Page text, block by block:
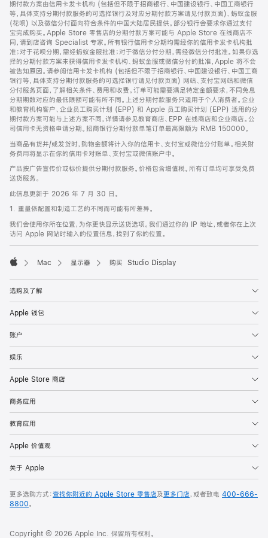
期付款方案由信用卡发卡机构 (包括但不限于招商银行、中国建设银行、中国工商银行
等，具体支持分期付款服务的可选择银行及对应分期付款方案请见付款页面)、蚂蚁金服
(花呗) 以及微信分付面向符合条件的中国大陆居民提供。部分银行会要求你通过支付
宝完成购买。Apple Store 零售店的分期付款方案可能与 Apple Store 在线商店不
同，请到店咨询 Specialist 专家。所有银行信用卡分期均需经你的信用卡发卡机构批
准；对于花呗分期，需经蚂蚁金服批准；对于微信分付分期，需经微信分付批准。如果你选
择的分期付款方案未获得信用卡发卡机构、蚂蚁金服或微信分付的批准，Apple 将不会
被告知原因。请参阅信用卡发卡机构 (包括但不限于招商银行、中国建设银行、中国工商
银行等，具体支持分期付款服务的可选择银行请见付款页面) 网站、支付宝网站和微信
分付服务页面，了解相关条件、费用和收费。订单可能需要满足特定金额要求，不同免息
分期期数对应的最低限额可能有所不同。上述分期付款服务只适用于个人消费者。企业
和教育机构客户、企业员工购买计划 (EPP) 和 Apple 员工购买计划 (EPP) 适用的分
期付款方案可能与上述方案不同，详情请参见教育商店、EPP 在线商店和企业商店。公
司信用卡无资格申请分期。招商银行分期付款单笔订单最高限额为 RMB 150000。
当商品有货并/或发货时，购物金额将计入你的信用卡、支付宝或微信分付账单。相关财
务费用将显示在你的信用卡对账单、支付宝或微信账户中。
产品按广告宣传价或标价提供分期付款服务。价格包含增值税。所有订单均可享受免费
送货服务。
此信息更新于 2026 年 7 月 30 日。
1. 重量依配置和制造工艺的不同而可能有所差异。
我们会使用你所在位置，为你更快显示送货选项。我们通过你的 IP 地址，或者你在上次
访问 Apple 网站时输入的位置信息，找到了你的位置。
Mac 显示器 购买 Studio Display
选购及了解
Apple 钱包
账户
娱乐
Apple Store 商店
商务应用
教育应用
Apple 价值观
关于 Apple
更多选购方式：查找你附近的 Apple Store 零售店及更多门店，或者致电 400-666-
8800。
Copyright © 2026 Apple Inc. 保留所有权利。